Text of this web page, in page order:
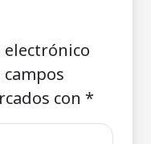
electrónico
campos
con *